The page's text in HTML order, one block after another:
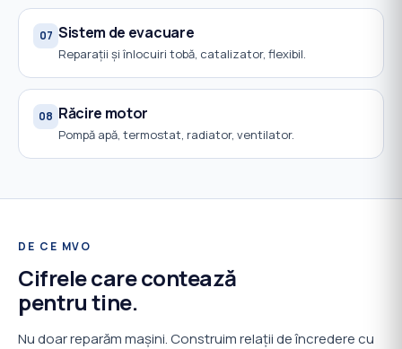
07 Sistem de evacuare
Reparații și înlocuiri tobă, catalizator, flexibil.
08 Răcire motor
Pompă apă, termostat, radiator, ventilator.
DE CE MVO
Cifrele care contează
pentru tine.
Nu doar reparăm mașini. Construim relații de încredere cu